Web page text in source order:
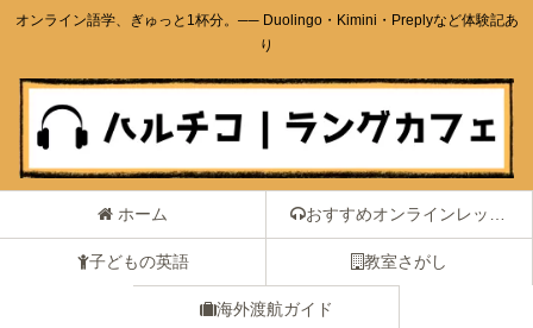
オンライン語学、ぎゅっと1杯分。── Duolingo・Kimini・Preplyなど体験記あ
り
ホーム おすすめオンラインレッスン
子どもの英語 教室さがし
海外渡航ガイド